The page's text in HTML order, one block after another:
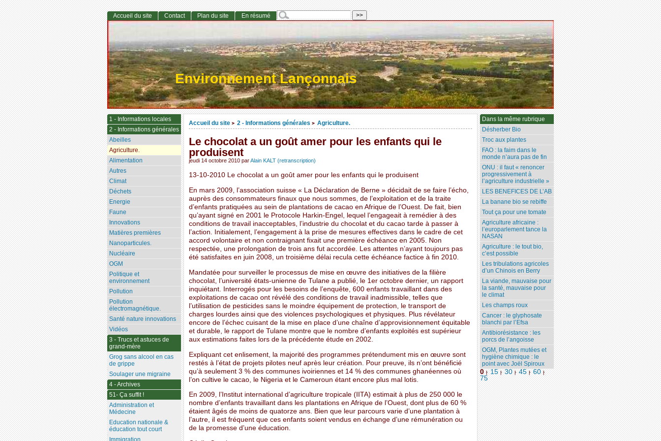
Environnement Lançonnais
Accueil du site > 2 - Informations générales > Agriculture.
Le chocolat a un goût amer pour les enfants qui le
produisent
jeudi 14 octobre 2010 parAlain KALT (retranscription)
13-10-2010 Le chocolat a un goût amer pour les enfants qui le produisent
En mars 2009, l’association suisse « La Déclaration de Berne » décidait de se faire l’écho,
auprès des consommateurs finaux que nous sommes, de l’exploitation et de la traite
d’enfants pratiquées au sein de plantations de cacao en Afrique de l’Ouest. De fait, bien
qu’ayant signé en 2001 le Protocole Harkin-Engel, lequel l’engageait à remédier à des
conditions de travail inacceptables, l’industrie du chocolat et du cacao tarde à passer à
l’action. Initialement, l’engagement à la prise de mesures effectives dans le cadre de cet
accord volontaire et non contraignant fixait une première échéance en 2005. Non
respectée, une prolongation de trois ans fut accordée. Les attentes n’ayant toujours pas
été satisfaites en juin 2008, un troisième délai recula cette échéance factice à fin 2010.
Mandatée pour surveiller le processus de mise en œuvre des initiatives de la filière
chocolat, l’université états-unienne de Tulane a publié, le 1er octobre dernier, un rapport
inquiétant. Interrogés pour les besoins de l’enquête, 600 enfants travaillant dans des
exploitations de cacao ont révélé des conditions de travail inadmissible, telles que
l’utilisation de pesticides sans le moindre équipement de protection, le transport de
charges lourdes ainsi que des violences psychologiques et physiques. Plus révélateur
encore de l’échec cuisant de la mise en place d’une chaîne d’approvisionnement équitable
et durable, le rapport de Tulane montre que le nombre d’enfants exploités est supérieur
aux estimations faites lors de la précédente étude en 2002.
Expliquant cet enlisement, la majorité des programmes prétendument mis en œuvre sont
restés à l’état de projets pilotes neuf après leur création. Pour preuve, ils n’ont bénéficié
qu’à seulement 3 % des communes ivoiriennes et 14 % des communes ghanéennes où
l’on cultive le cacao, le Nigeria et le Cameroun étant encore plus mal lotis.
En 2009, l’Institut international d’agriculture tropicale (IITA) estimait à plus de 250 000 le
nombre d’enfants travaillant dans les plantations en Afrique de l’Ouest, dont plus de 60 %
étaient âgés de moins de quatorze ans. Bien que leur parcours varie d’une plantation à
l’autre, il est fréquent que ces enfants soient vendus en échange d’une rémunération ou
de la promesse d’une éducation.
Dans la même rubrique
Désherber Bio
Troc aux plantes
FAO : la faim dans le
monde n’aura pas de fin
ONU : il faut « renoncer
progressivement à
l’agriculture industrielle »
LES BENEFICES DE L’AB
La banane bio se rebiffe
Tout ça pour une tomate
Agriculture africaine :
l’europarlement tance la
NASAN
Agriculture : le tout bio,
c’est possible
Les tribulations agricoles
d’un Chinois en Berry
La viande, mauvaise pour
la santé, mauvaise pour
le climat
Les champs roux
Cancer : le glyphosate
blanchi par l’Efsa
Antibiorésistance : les
porcs de l’angoisse
OGM, Plantes mutées et
hygiène chimique : le
point avec Joël Spiroux
0 | 15 | 30 | 45 | 60 |
75
Accueil du site Contact Plan du site En résumé
1 - Informations locales
2 - Informations générales
Abeilles
Agriculture.
Alimentation
Autres
Climat
Déchets
Energie
Faune
Innovations
Matières premières
Nanoparticules.
Nucléaire
OGM
Politique et
environnement
Pollution
Pollution
électromagnétique.
Santé nature innovations
Vidéos
3 - Trucs et astuces de
grand-mère
Grog sans alcool en cas
de grippe
Soulager une migraine
4 - Archives
51- Ça suffit !
Administration et
Médecine
Education nationale &
éducation tout court